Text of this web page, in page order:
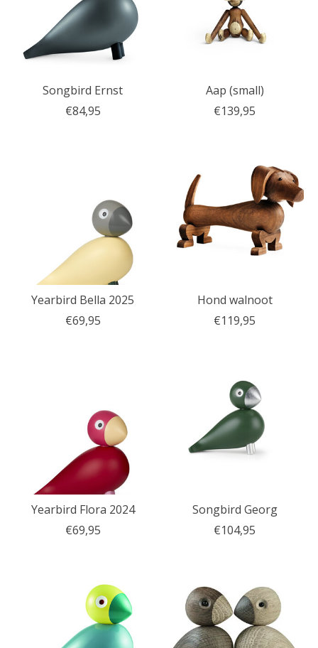
Songbird Ernst
€84,95
Aap (small)
€139,95
Yearbird Bella 2025
€69,95
Hond walnoot
€119,95
Yearbird Flora 2024
€69,95
Songbird Georg
€104,95